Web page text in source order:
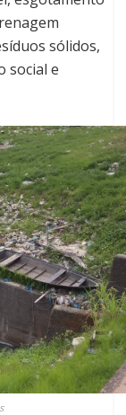
sólidos,
social e